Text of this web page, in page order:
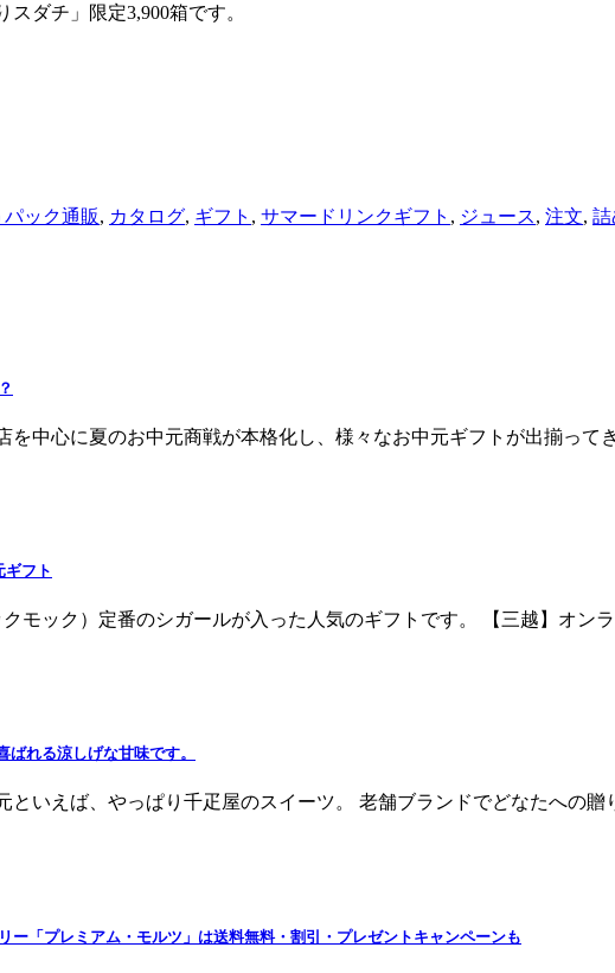
ダチ」限定3,900箱です。
パック通販, カタログ, ギフト , サマードリンクギフト , ジュース, 注文, 詰
中心に夏のお中元商戦が本格化し、様々なお中元ギフトが出揃って
フト
モック）定番のシガールが入った人気のギフトです。 【三越】オン
れる涼しげな甘味です。
といえば、やっぱり千疋屋のスイーツ。 老舗ブランドでどなたへの
ー「プレミアム・モルツ」は送料無料・割引・プレゼントキャンペーンも